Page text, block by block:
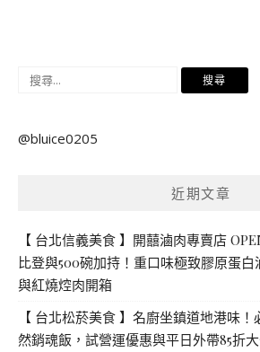
搜
鍵
@bluice0205
近期文章
【 台北信義美食 】開囍滷肉專賣店
比登與500碗加持！重口味極致膠原蛋
與紅燒焢肉開箱
【 台北松菸美食 】名廚坐鎮道地港味
然銷魂飯，試營運優惠與平日外帶85折